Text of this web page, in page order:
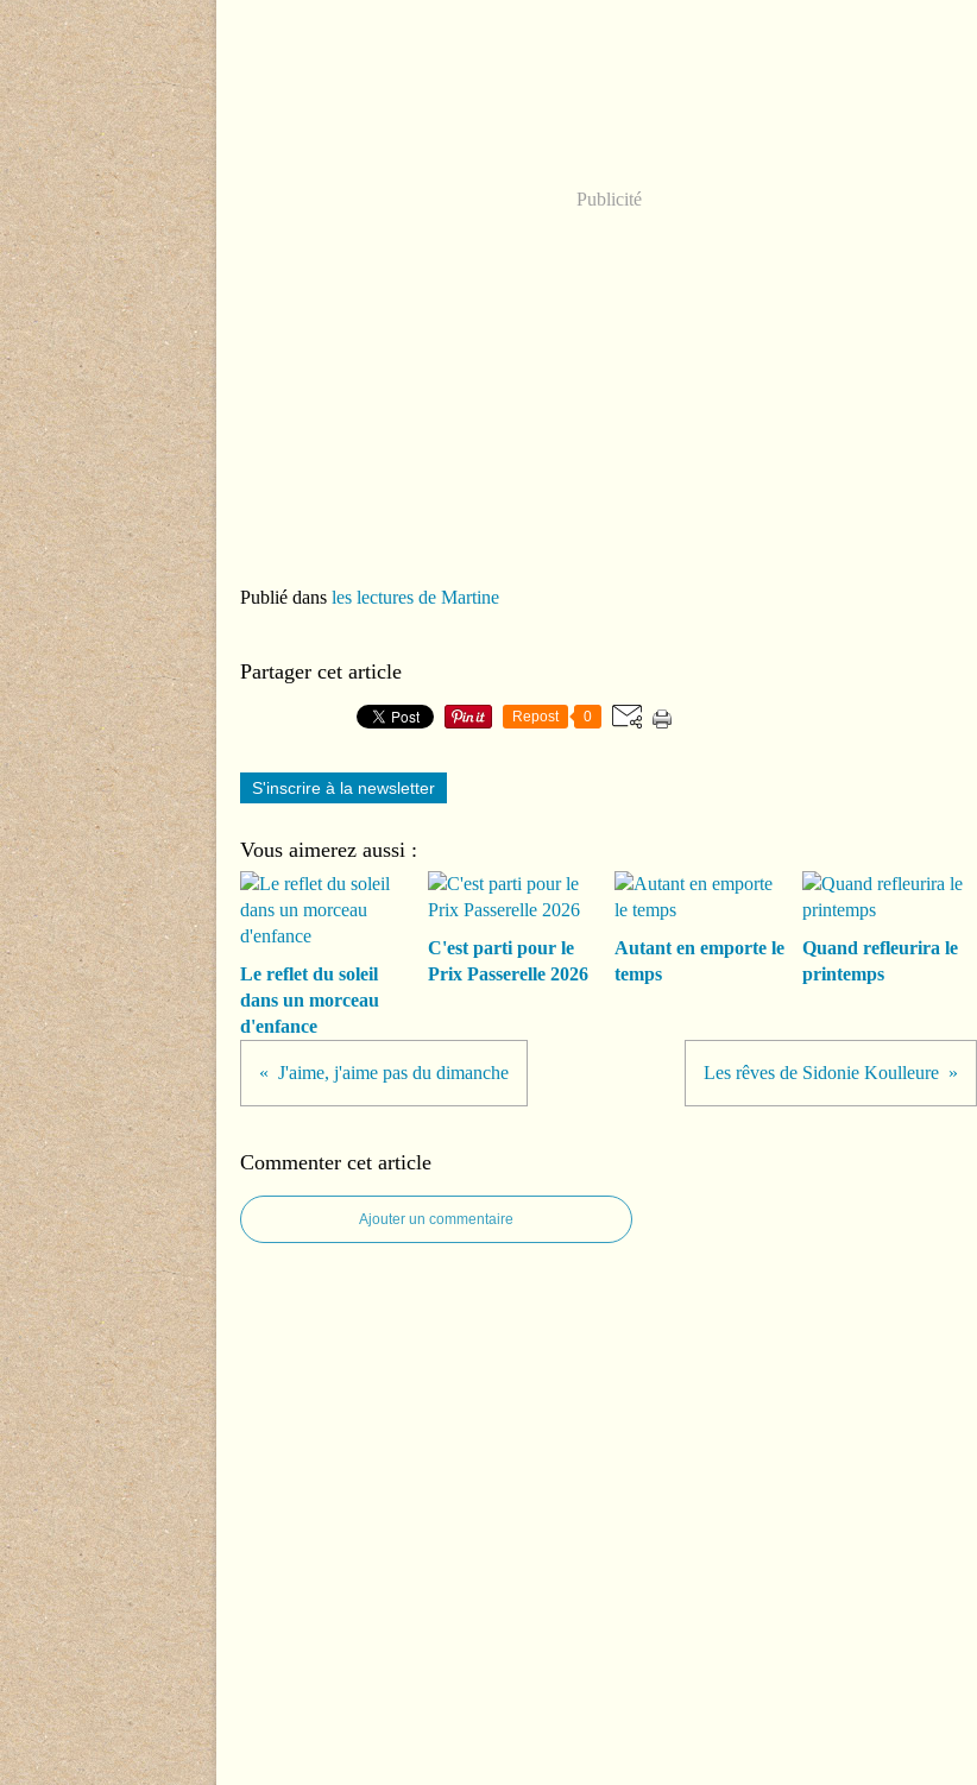
Publicité
Publié dans les lectures de Martine
Partager cet article
Repost 0
S'inscrire à la newsletter
Vous aimerez aussi :
Le reflet du soleil
dans un morceau
d'enfance
C'est parti pour le
Prix Passerelle 2026
Autant en emporte le
temps
Quand refleurira le
printemps
J'aime, j'aime pas du dimanche Les rêves de Sidonie Koulleure
Commenter cet article
Ajouter un commentaire